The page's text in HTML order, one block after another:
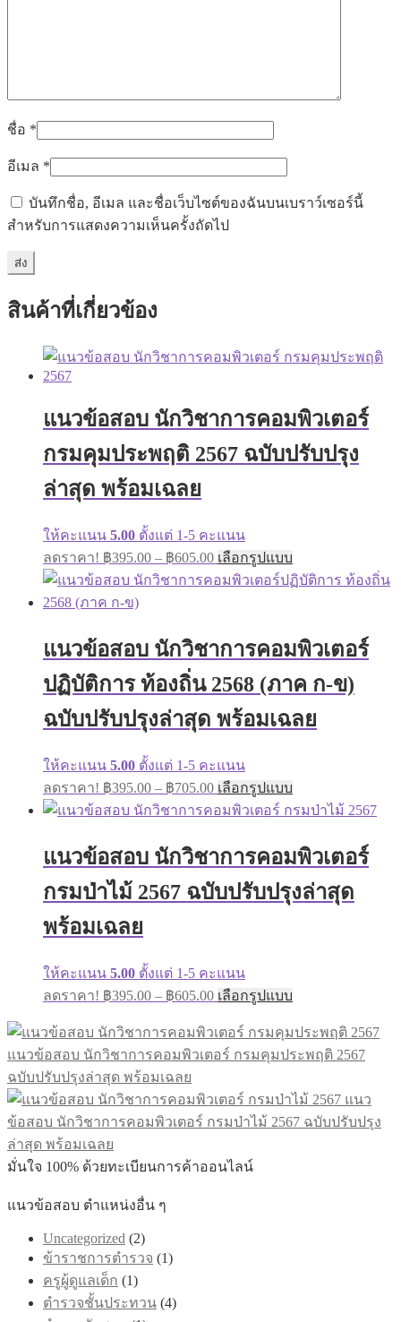
ชื่อ *
อีเมล *
บันทึกชื่อ, อีเมล และชื่อเว็บไซต์ของฉันบนเบราว์เซอร์นี้
สำหรับการแสดงความเห็นครั้งถัดไป
สินค้าที่เกี่ยวข้อง
แนวข้อสอบ นักวิชาการคอมพิวเตอร์
กรมคุมประพฤติ 2567 ฉบับปรับปรุง
ล่าสุด พร้อมเฉลย
ให้คะแนน 5.00 ตั้งแต่ 1-5 คะแนน
ลดราคา! ฿395.00 – ฿605.00 เลือกรูปแบบ
แนวข้อสอบ นักวิชาการคอมพิวเตอร์
ปฏิบัติการ ท้องถิ่น 2568 (ภาค ก-ข)
ฉบับปรับปรุงล่าสุด พร้อมเฉลย
ให้คะแนน 5.00 ตั้งแต่ 1-5 คะแนน
ลดราคา! ฿395.00 – ฿705.00 เลือกรูปแบบ
แนวข้อสอบ นักวิชาการคอมพิวเตอร์
กรมป่าไม้ 2567 ฉบับปรับปรุงล่าสุด
พร้อมเฉลย
ให้คะแนน 5.00 ตั้งแต่ 1-5 คะแนน
ลดราคา! ฿395.00 – ฿605.00 เลือกรูปแบบ
แนวข้อสอบ นักวิชาการคอมพิวเตอร์ กรมคุมประพฤติ 2567
ฉบับปรับปรุงล่าสุด พร้อมเฉลย
แนว
ข้อสอบ นักวิชาการคอมพิวเตอร์ กรมป่าไม้ 2567 ฉบับปรับปรุง
ล่าสุด พร้อมเฉลย
มั่นใจ 100% ด้วยทะเบียนการค้าออนไลน์
แนวข้อสอบ ตำแหน่งอื่น ๆ
Uncategorized (2)
ข้าราชการตำรวจ (1)
ครูผู้ดูแลเด็ก (1)
ตำรวจชั้นประทวน (4)